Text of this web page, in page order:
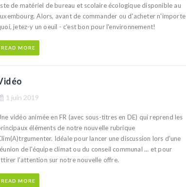
de matériel de bureau et scolaire écologique disponible au
Alors, avant de commander ou d'acheter n'importe
jetez-y un oeuil - c'est bon pour l'environnement!
READ MORE
1 juin 2019
vidéo animée en FR (avec sous-titres en DE) qui reprend les
éléments de notre nouvelle rubrique
Idéale pour lancer une discussion lors d'une
de l'équipe climat ou du conseil communal ... et pour
l'attention sur notre nouvelle offre.
READ MORE